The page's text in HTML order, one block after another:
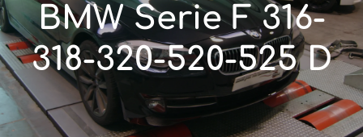
BMW Serie F 316-
318-320-520-525 D